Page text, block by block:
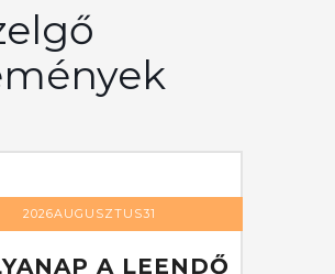
2026AUGUSZTUS31
A LEENDŐ